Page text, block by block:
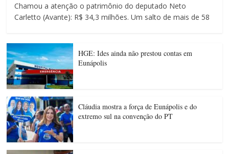
Chamou a atenção o patrimônio do deputado Neto
Carletto (Avante): R$ 34,3 milhões. Um salto de mais de 58
HGE: Ides ainda não prestou contas em
Eunápolis
Cláudia mostra a força de Eunápolis e do
extremo sul na convenção do PT